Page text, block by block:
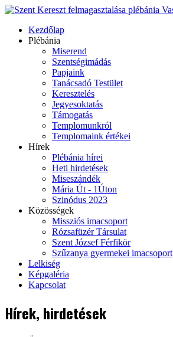
Kezdőlap
Plébánia
Miserend
Szentségimádás
Papjaink
Tanácsadó Testület
Keresztelés
Jegyesoktatás
Támogatás
Templomunkról
Templomaink értékei
Hírek
Plébánia hírei
Heti hirdetések
Miseszándék
Mária Út - 1Úton
Szinódus 2023
Közösségek
Missziós imacsoport
Rózsafüzér Társulat
Szent József Férfikör
Szűzanya gyermekei imacsoport
Lelkiség
Képgaléria
Kapcsolat
Hírek, hirdetések